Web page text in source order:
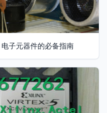
子元器件的必备指南